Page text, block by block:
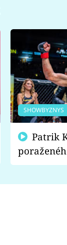
SHOWBYZNYS
fanoušci